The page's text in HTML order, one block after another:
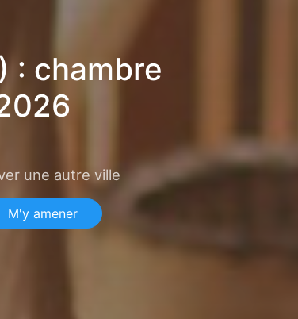
: chambre
une autre ville
M'y amener